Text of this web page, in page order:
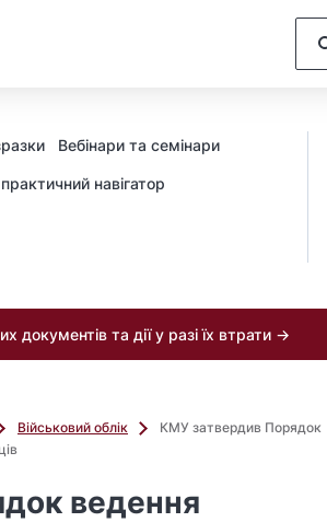
Вебінари та семінари
навігатор
документів та дії у разі їх втрати →
Військовий облік
КМУ затвердив Порядок
ведення